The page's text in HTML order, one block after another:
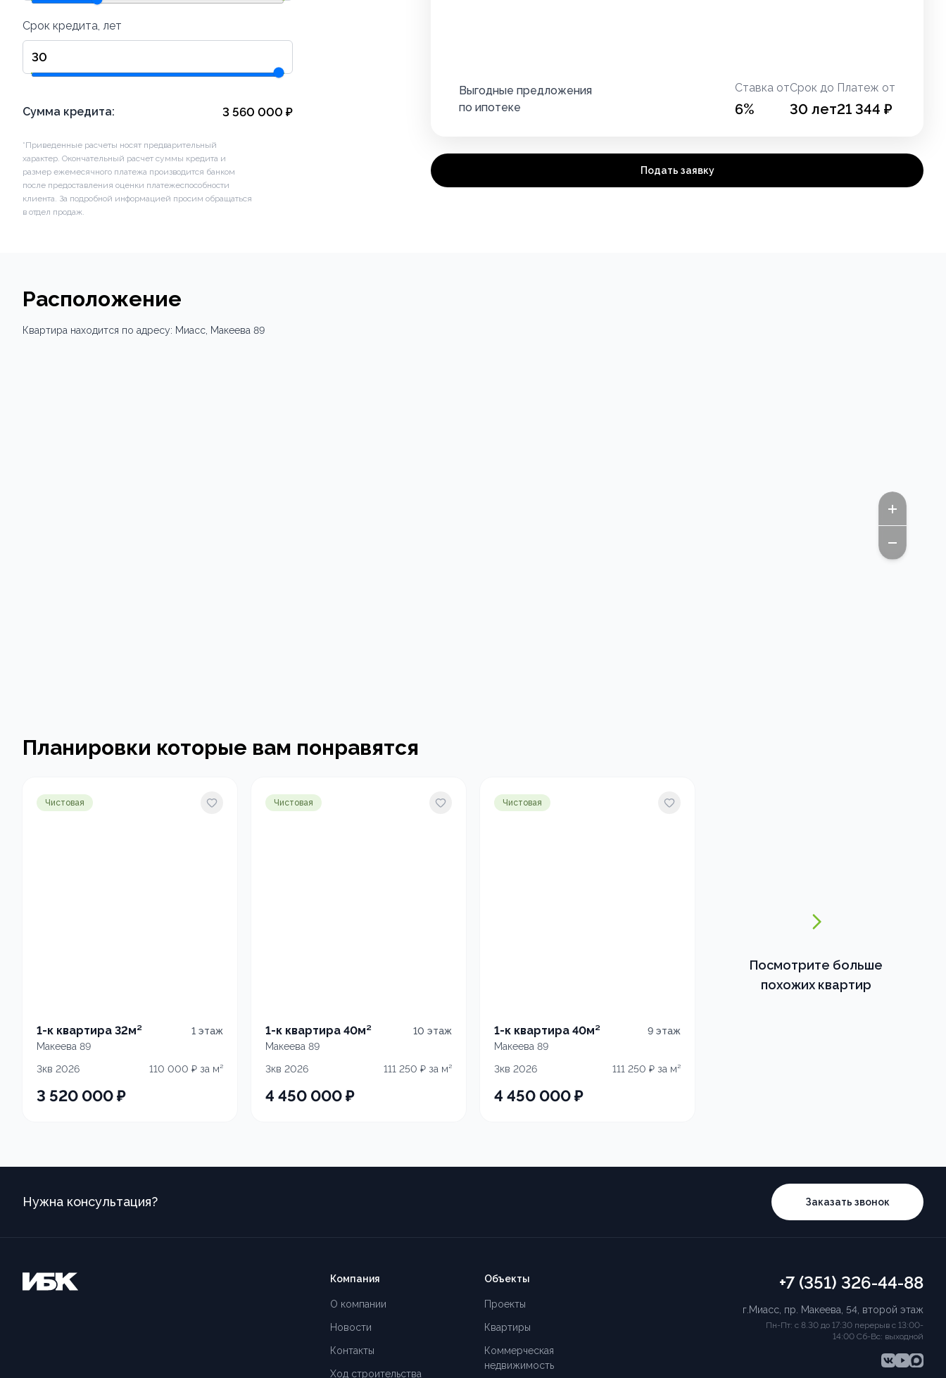
Срок кредита, лет
Сумма кредита: 3 560 000 ₽
*Приведенные расчеты носят предварительный
характер. Окончательный расчет суммы кредита и
размер ежемесячного платежа производится банком
после предоставления оценки платежеспособности
клиента. За подробной информацией просим обращаться
в отдел продаж.
Выгодные предложения
по ипотеке
Ставка от
6%
Срок до
30 лет
Платеж от
21 344 ₽
Подать заявку
Расположение
Квартира находится по адресу: Миасс, Макеева 89
Планировки которые вам понравятся
Чистовая
1-к квартира 32м² 1 этаж
Макеева 89
3кв 2026
110 000 ₽ за м²
3 520 000₽
Чистовая
1-к квартира 40м² 10 этаж
Макеева 89
3кв 2026
111 250 ₽ за м²
4 450 000₽
Чистовая
1-к квартира 40м² 9 этаж
Макеева 89
3кв 2026
111 250 ₽ за м²
4 450 000₽
Посмотрите больше
похожих квартир
Нужна консультация? Заказать звонок
Компания
О компании
Новости
Контакты
Ход строительства
Объекты
Проекты
Квартиры
Коммерческая
недвижимость
+7 (351) 326-44-88
г.Миасс, пр. Макеева, 54, второй этаж
Пн-Пт: с 8.30 до 17:30 перерыв с 13:00-
14:00 Сб-Вс: выходной